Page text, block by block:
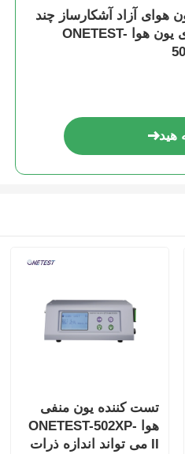
هوای آزاد آشکارساز چند
پارامتری یون هوا ONETEST-
هید
تست کننده یون منفی
هوا ONETEST-502XP-
II می تواند اندازه ذرات